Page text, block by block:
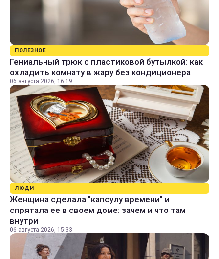
ПОЛЕЗНОЕ
Гениальный трюк с пластиковой бутылкой: как
охладить комнату в жару без кондиционера
06 августа 2026, 16:19
ЛЮДИ
Женщина сделала "капсулу времени" и
спрятала ее в своем доме: зачем и что там
внутри
06 августа 2026, 15:33